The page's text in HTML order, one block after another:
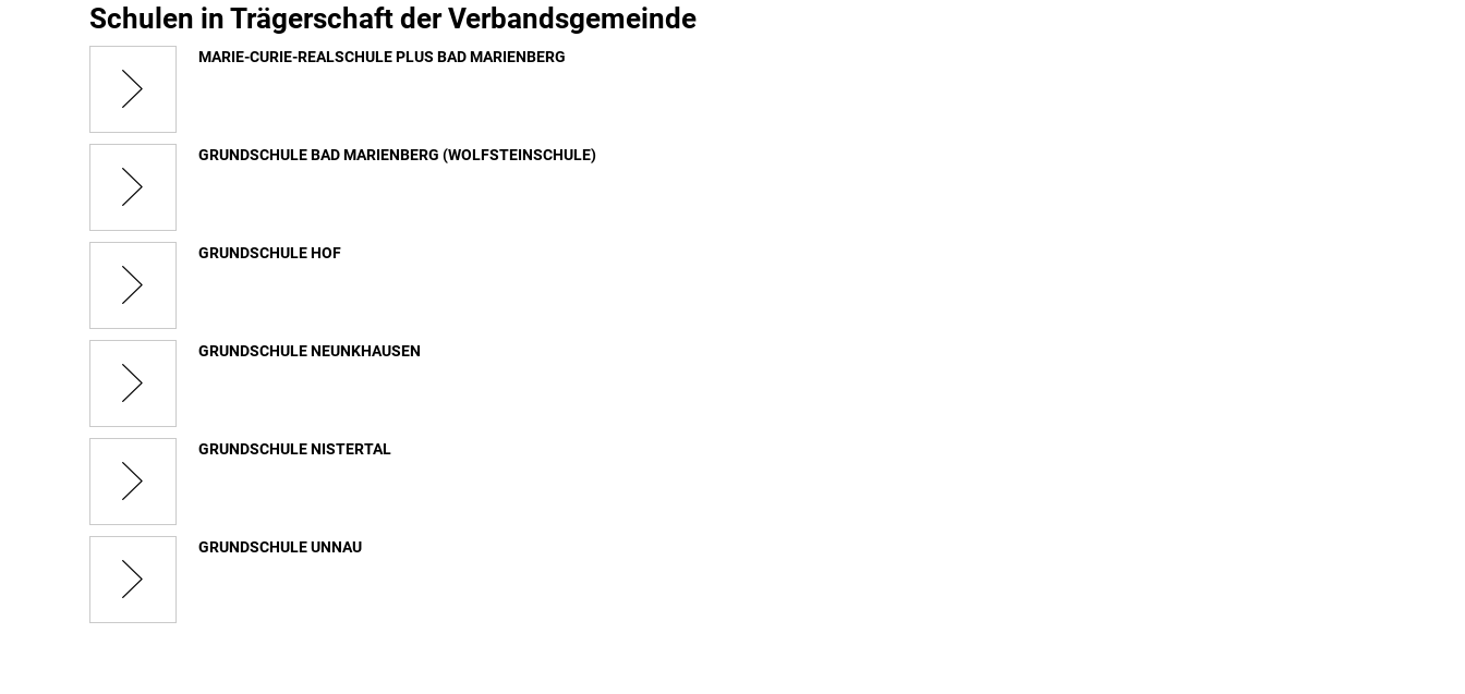
Schulen in Trägerschaft der Verbandsgemeinde
MARIE-CURIE-REALSCHULE PLUS BAD MARIENBERG
GRUNDSCHULE BAD MARIENBERG (WOLFSTEINSCHULE)
GRUNDSCHULE HOF
GRUNDSCHULE NEUNKHAUSEN
GRUNDSCHULE NISTERTAL
GRUNDSCHULE UNNAU